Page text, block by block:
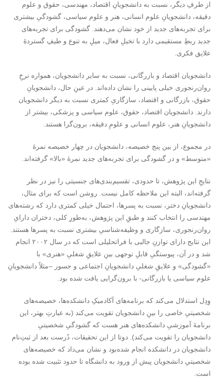
از طرفِ دیگر، نسبت به دانشجویانِ اقتصاد، مهندسی، حقوق و علوم
دقیقه، دانشجویانِ علوم انسانی، هنر و علوم سیاسی، گشودگیِ بیشتری
برای تجربه‌های جدید از خود نشان می‌دهند. گشودگی برای تجربه‌های
جدید ربطِ مستقیمی دارد با تخیلِ فعال، میلِ به تنوع و طیفِ گستردۀ
علایق فکری.
دانشجویان اقتصاد و بازرگانی، نسبت به سایر دانشجویان، همواره نرخِ
روان‌رنجوری خیلی پایینی را نشان داده‌اند. در عینِ حال، دانشجویانِ
حقوق، بازرگانی و اقتصاد، سازگاریِ کمتری نسبت به دیگر دانشجویان
دارند. دانشجویان اقتصاد، حقوق، علوم سیاسی و پزشکی، بیشتر از
دانشجویانِ هنر، علوم انسانی و علومِ دقیقه، برون‌گرا هستند.
در مجموع، از بین پنج خصیصه، دانشجویان در چهار خصیصه نمرۀ
«متوسط» و در گشودگی برای تجربه‌های جدید نمرۀ «بالا» گرفته‌اند.
نتایجِ این پژوهش، تا حدودی، تقسیم‌بندی‌های جنسیتی را نیز در نظر
گرفته‌اند، البته این ملاحظه کامل نیست. روشن است که برای مثال،
دانشجویانِ دختر، نسبت به پسرها، احتمال خیلی کمتری دارد که رشته‌های
مهندسی را انتخاب کنند و طبقِ این پژوهش، به‌طورِ کلی، دختران دارایِ
روان‌رنجوری، سازگاری و وظیفه‌شناسیِ بیشتری نسبت به پسرها هستند.
این نتایج دارای توازنِ جالبی با فراتحلیلی است که در سال ۲۰۰۲ انجام
شد و در آن، پیوستگیِ قابلِ توجهی بینِ علایقِ شغلیِ «هنری» با
«گشودگی» و علایقِ شغلیِ دانشجویانِ اجتماعی و جسور –مثلاً دانشجویانِ
علوم سیاسی یا بازرگانی- با برون‌گرایی یافت شده بود.
وِدِل استدلال می‌کند که برنامه‌های آکادمیکِ دانشکده‌ها، خصیصه‌های
شخصیتیِ خاصی را بینِ دانشجویان تقویت می‌کند (به عبارتِ بهتر، این
برنامۀ آموزشیِ دانشکده‌های هنر هست که گشودگیِ شخصیتیِ
دانشجویان را تقویت می‌کند). دوتا از این تحقیقات، دُرست بعد از ثبتِ‌نام
دانشجویان در دانشکده انجام شده‌بود و نشان می‌داد که خصیصه‌های
شخصیتیِ دانشجویان پیش از ورود به دانشگاه تا حدود تثبیت شده بوده
است.